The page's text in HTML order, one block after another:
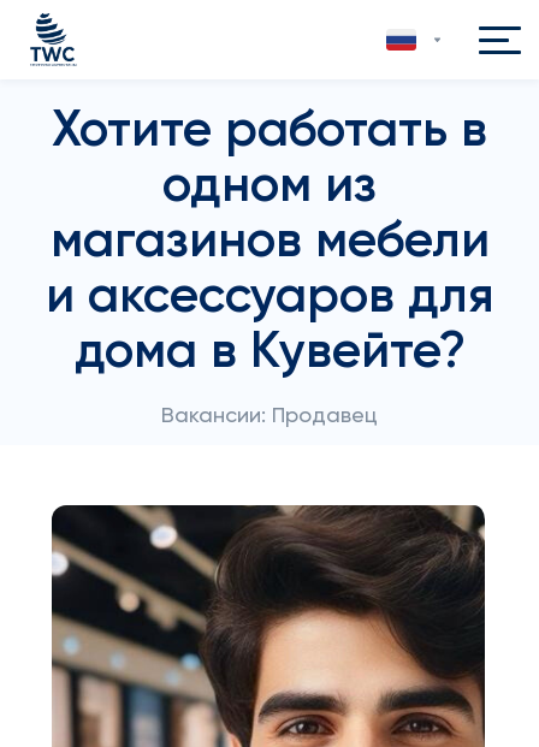
Хотите работать в
одном из
магазинов мебели
и аксессуаров для
дома в Кувейте?
Вакансии: Продавец